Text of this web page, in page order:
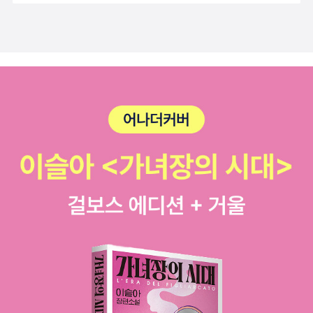
호로는 사용될 수 있을지 몰라도, 남성성을 이성, 정신, 폭력성,
로 정의하는 오래된 근대적 이분법을 수용함으로써 고정된 여성
성을 정당화 혹은 강화하는 역설적인 결과를 초래하기도 한다.
문제가 있지만, ‘여성성=평화·탈전쟁으로 읽어야 한다’(91쪽)는
양으로, 투사로 만드는 것이 여성을 특정한 담론 속으로 밀어 넣
제가 된다면, 마찬가지로 여성을 ‘평화·탈전쟁’의 맥락에서 읽어
내는 것은 이미 존재하는 지배적 담론의 내용만 바꾸는 것에 다름
아니다”라고 논박하고 있다. 일단 나는 초판 텍스트 가운데 일부
미술적 장치를 해석합니다. 하지만 환상(또는 공포감)을 불러일
진○ 님은 영화가 시작되는 장면이 무섭게 느껴졌다고 말했습니
다. 마치 한 편의 ‘공포영화’를 본 듯한 느낌이었다는군요. 히피
님은 미술적 연출에 치중한 감독의 연출 방식을 비판했습니다. 그
느껴졌다고 말했습니다. 저는 얼굴에 하얀 천이 덮인 두
여성의 모습을 보고, 감독이 르네 마그리트의 그림에 영감을 받았
다고 생각했습니다. 영화 속 여성의 모습과 마그리트의 그림을 비
교해보시죠. 상○ 님은 노동운동 관련 사건들을 간략히 언급한 영
김두식 : 내부자로서의 양심적 고백 그는 책을 써서 세상을 바꾸
한 결과물이라는 데 의미를 둔다. 그가 출판사의 기획에 의한 책
쓰기를 좋아하지 않는 이유도 자신의 문제의식에서 나오지 않은
것이기 때문이다. (.....) <헌법의 풍경>이 4만 부가 넘게 팔리며
대중적인 성공을 거두자 수많은 출판사에서 ‘청소년을 위한 법률
그는 ‘고통쓰럽게 쓰되, 쉽게 읽혀야 한다’를 원칙으로 글을 쓴다.
서 체득한 원칙이다. 최일남 선생은 독자로 하여금 인터뷰이가 어
떤 사람인지 훤히 알 수 있게 만드는 능력이 탁월했다. 그는 스
스로 바보가 아닐까 의심이 들 만큼 이해되지 않는 책들을 많이
1980년대와 현재 여공 임금은 크게 차이나지 않고 있다고 한 목
져 있는 여공의 목소리 중 유독 가장 먼 기억을 가지고 있지만 가
장 많은 수의 목소리로 지닌 것 때문인지 다큐에서 권위를 획득하
여 전면에 포진한 그녀들이 지금도 여전이 과거의 기억을 '즐거운
거를 아름답게도 포장한다. 포장이라고 하는 것은 다른 언어로 변
질되었음을 일컸는다. 이런 점에서 그녀들의 목소리는 과거의 기
억을 추억으로 말했지만 그런 그녀들의 말은 과연 그녀들의 언어
인지 의문이다. 지배받는 자들에 대한 서발턴 연구에서 제기된 문
기저기 떠도는 경우도 많았다. 그래서 가방끈 긴 ‘학삐리’들은 노
위에 서려 하거나 노동운동 경험을 정계에 진출하는 경력 삼으려
는 것이 아니냐는 의심도 받았다. 학출이 노사 협상이나 파업을
을 마무리하는 경우도 흔했다. 그 결과 현재 노동운동에서는, 학
앙스로 쓰이고 있는 실정이다. 이렇게 학출들의 생성 요인에서 그
동운동의 반지성주의 경향도 지적하고 있는 <학출 ― 80년대,
공장으로 간 대학생들>은, 학출과 80년대를 좀더 객관적으로 바
라볼 수 있는 계기를 제공할 것이다.요즘은 대학생이 아니라 기자